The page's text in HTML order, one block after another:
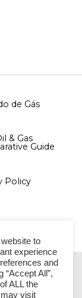
de Gás
& Gas
Guide
Policy
PAULO
to
experience
and
“Accept All”,
ALL the
visit